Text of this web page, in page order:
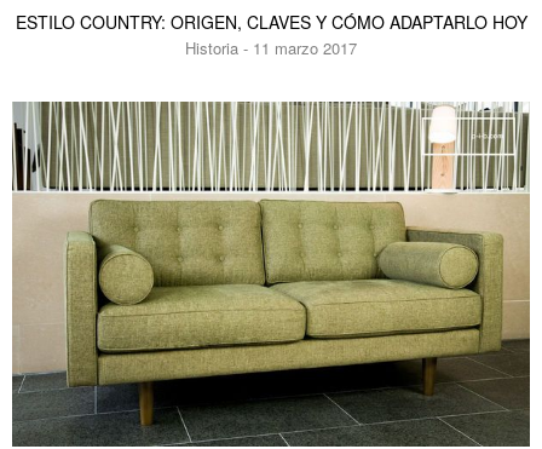
ESTILO COUNTRY: ORIGEN, CLAVES Y CÓMO ADAPTARLO HOY
Historia - 11 marzo 2017